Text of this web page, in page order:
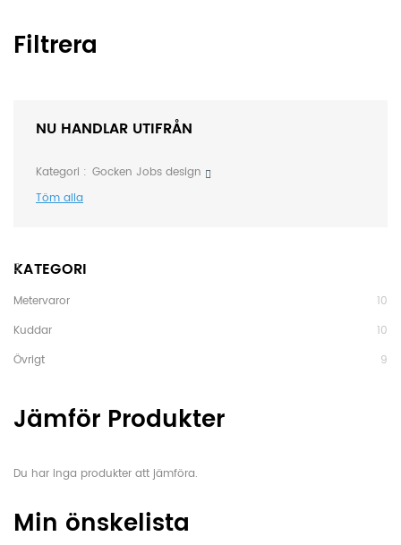
Filtrera
NU HANDLAR UTIFRÅN
Kategori
Gocken Jobs design
Töm alla
KATEGORI
Metervaror
10
Kuddar
10
Övrigt
9
Jämför Produkter
Du har inga produkter att jämföra.
Min önskelista